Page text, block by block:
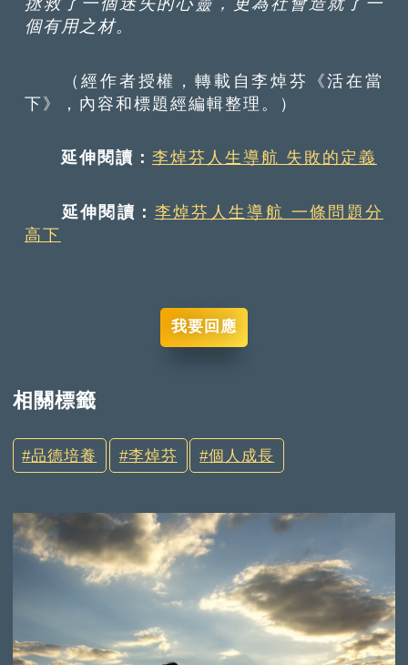
個有用之材。
（經作者授權，轉載自李焯芬《活在當
下》，內容和標題經編輯整理。）
延伸閱讀：李焯芬人生導航 失敗的定義
延伸閱讀： 李焯芬人生導航 一條問題分
高下
我要回應
相關標籤
品德培養 李焯芬 個人成長